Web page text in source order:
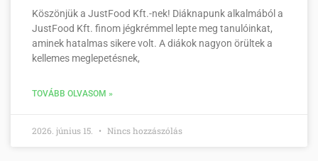
Köszönjük a JustFood Kft.-nek! Diáknapunk alkalmából a
JustFood Kft. finom jégkrémmel lepte meg tanulóinkat,
aminek hatalmas sikere volt. A diákok nagyon örültek a
kellemes meglepetésnek,
TOVÁBB OLVASOM »
2026. június 15. Nincs hozzászólás